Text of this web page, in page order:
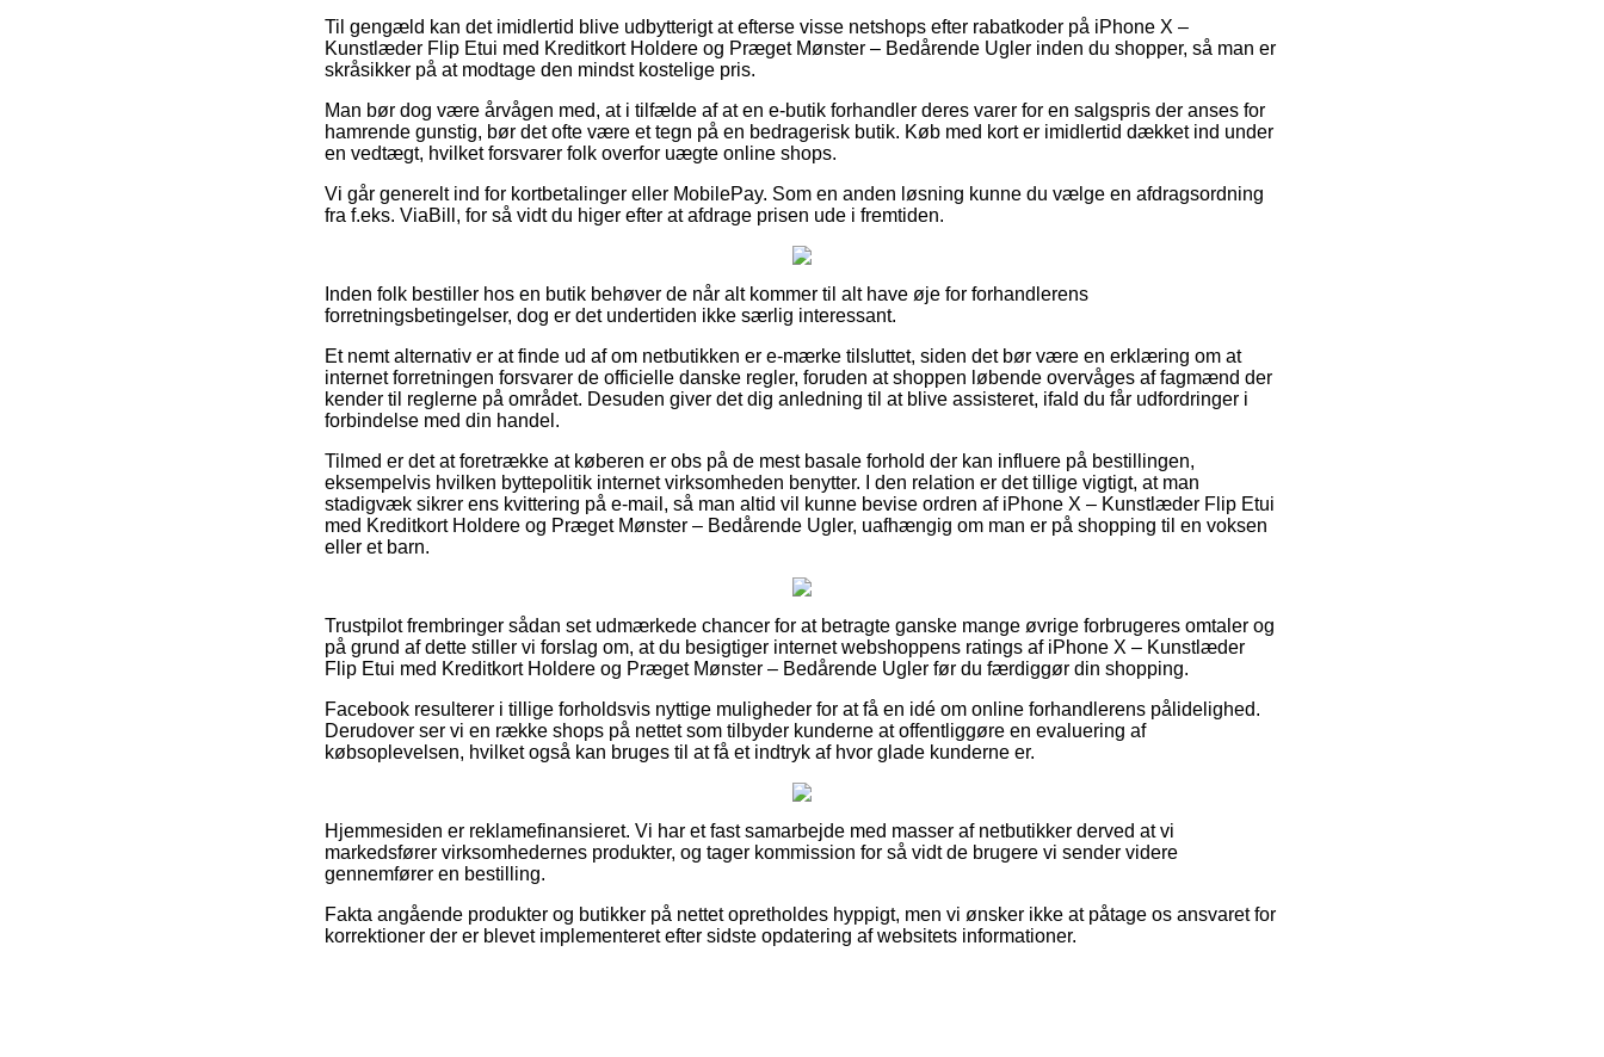
Til gengæld kan det imidlertid blive udbytterigt at efterse visse netshops efter rabatkoder på iPhone X –
Kunstlæder Flip Etui med Kreditkort Holdere og Præget Mønster – Bedårende Ugler inden du shopper, så man er
skråsikker på at modtage den mindst kostelige pris.
Man bør dog være årvågen med, at i tilfælde af at en e-butik forhandler deres varer for en salgspris der anses for
hamrende gunstig, bør det ofte være et tegn på en bedragerisk butik. Køb med kort er imidlertid dækket ind under
en vedtægt, hvilket forsvarer folk overfor uægte online shops.
Vi går generelt ind for kortbetalinger eller MobilePay. Som en anden løsning kunne du vælge en afdragsordning
fra f.eks. ViaBill, for så vidt du higer efter at afdrage prisen ude i fremtiden.
Inden folk bestiller hos en butik behøver de når alt kommer til alt have øje for forhandlerens
forretningsbetingelser, dog er det undertiden ikke særlig interessant.
Et nemt alternativ er at finde ud af om netbutikken er e-mærke tilsluttet, siden det bør være en erklæring om at
internet forretningen forsvarer de officielle danske regler, foruden at shoppen løbende overvåges af fagmænd der
kender til reglerne på området. Desuden giver det dig anledning til at blive assisteret, ifald du får udfordringer i
forbindelse med din handel.
Tilmed er det at foretrække at køberen er obs på de mest basale forhold der kan influere på bestillingen,
eksempelvis hvilken byttepolitik internet virksomheden benytter. I den relation er det tillige vigtigt, at man
stadigvæk sikrer ens kvittering på e-mail, så man altid vil kunne bevise ordren af iPhone X – Kunstlæder Flip Etui
med Kreditkort Holdere og Præget Mønster – Bedårende Ugler, uafhængig om man er på shopping til en voksen
eller et barn.
Trustpilot frembringer sådan set udmærkede chancer for at betragte ganske mange øvrige forbrugeres omtaler og
på grund af dette stiller vi forslag om, at du besigtiger internet webshoppens ratings af iPhone X – Kunstlæder
Flip Etui med Kreditkort Holdere og Præget Mønster – Bedårende Ugler før du færdiggør din shopping.
Facebook resulterer i tillige forholdsvis nyttige muligheder for at få en idé om online forhandlerens pålidelighed.
Derudover ser vi en række shops på nettet som tilbyder kunderne at offentliggøre en evaluering af
købsoplevelsen, hvilket også kan bruges til at få et indtryk af hvor glade kunderne er.
Hjemmesiden er reklamefinansieret. Vi har et fast samarbejde med masser af netbutikker derved at vi
markedsfører virksomhedernes produkter, og tager kommission for så vidt de brugere vi sender videre
gennemfører en bestilling.
Fakta angående produkter og butikker på nettet opretholdes hyppigt, men vi ønsker ikke at påtage os ansvaret for
korrektioner der er blevet implementeret efter sidste opdatering af websitets informationer.